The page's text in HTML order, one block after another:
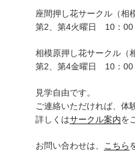
座間押し花サークル（相
第2、第4火曜日 10：00
相模原押し花サークル（
第2、第4金曜日 10：00
見学自由です。
ご連絡いただければ、体
詳しくはサークル案内を
お問い合わせは、 こちら